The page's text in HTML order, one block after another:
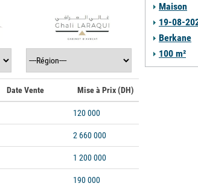
Date Vente Mise à Prix (DH)
120 000
2 660 000
1 200 000
190 000
Maison
19-08-
Berkane
100 m²